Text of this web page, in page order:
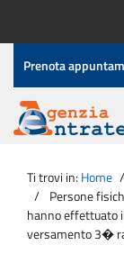
contenuto
Menu
di
servizio
Prenota
Agenzia
Entrate
principale
Ti trovi in: Home
Persone
hanno effettuato
versamento 3�